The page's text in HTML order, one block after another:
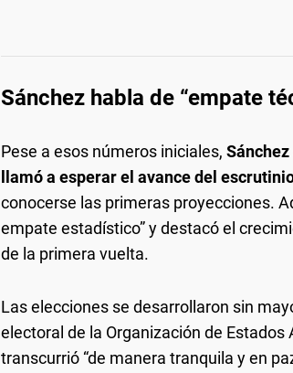
Sánchez habla de “empate
Pese a esos números iniciales,
llamó a esperar el avance del
conocerse las primeras proyecciones.
empate estadístico” y destacó el
de la primera vuelta.
Las elecciones se desarrollaron sin
electoral de la Organización de
transcurrió “de manera tranquila y en